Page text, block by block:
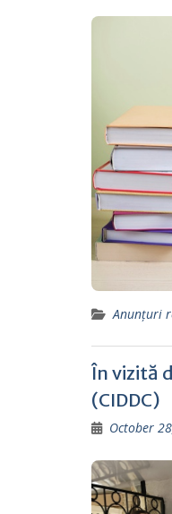
Anunțuri
În vizită
(CIDDC)
October